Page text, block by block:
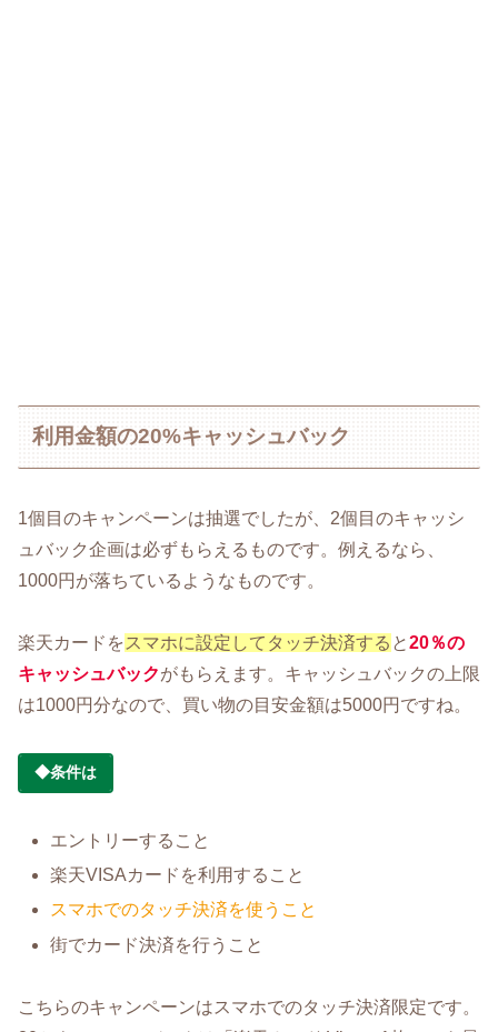
利用金額の20%キャッシュバック
1個目のキャンペーンは抽選でしたが、2個目のキャッシ
ュバック企画は必ずもらえるものです。例えるなら、
1000円が落ちているようなものです。
楽天カードをスマホに設定してタッチ決済する と20％の
キャッシュバックがもらえます。キャッシュバックの上限
は1000円分なので、買い物の目安金額は5000円ですね。
◆条件は
エントリーすること
楽天VISAカードを利用すること
スマホでのタッチ決済を使うこと
街でカード決済を行うこと
こちらのキャンペーンはスマホでのタッチ決済限定です。